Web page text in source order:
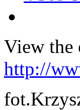
View the
http://